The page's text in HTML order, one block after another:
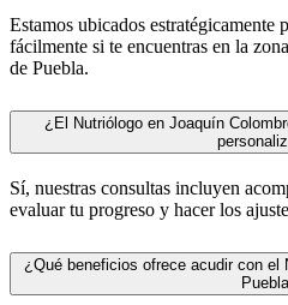
Estamos ubicados estratégicamente
fácilmente si te encuentras en la
de Puebla.
¿El Nutriólogo en Joaquín
Sí, nuestras consultas incluyen
evaluar tu progreso y hacer los
¿Qué beneficios ofrece acudir con el